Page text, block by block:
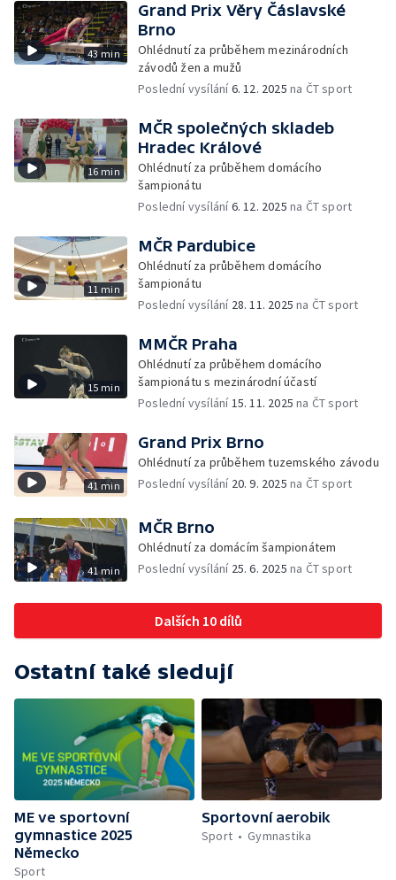
43 min
Grand Prix Věry Čáslavské
Brno
Ohlédnutí za průběhem mezinárodních
závodů žen a mužů
Poslední vysílání6. 12. 2025 na ČT sport
16 min
MČR společných skladeb
Hradec Králové
Ohlédnutí za průběhem domácího
šampionátu
Poslední vysílání6. 12. 2025 na ČT sport
11 min
MČR Pardubice
Ohlédnutí za průběhem domácího
šampionátu
Poslední vysílání 28. 11. 2025 na ČT sport
15 min
MMČR Praha
Ohlédnutí za průběhem domácího
šampionátu s mezinárodní účastí
Poslední vysílání15. 11. 2025 na ČT sport
41 min
Grand Prix Brno
Ohlédnutí za průběhem tuzemského závodu
Poslední vysílání 20. 9. 2025 na ČT sport
41 min
MČR Brno
Ohlédnutí za domácím šampionátem
Poslední vysílání 25. 6. 2025 na ČT sport
Dalších 10 dílů
Ostatní také sledují
ME ve sportovní
gymnastice 2025
Německo
Sport
Sportovní aerobik
Sport
Gymnastika